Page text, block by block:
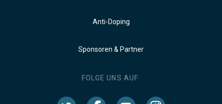
Anti-Doping
Sponsoren & Partner
FOLGE UNS AUF: